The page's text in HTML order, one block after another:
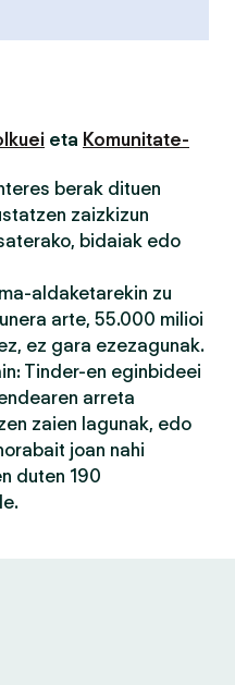
eta Komunitate-
berak dituen
zaizkizun
bidaiak edo
aldaketarekin zu
arte, 55.000 milioi
ez gara ezezagunak.
Tinder-en eginbideei
arreta
zaien lagunak, edo
joan nahi
duten 190